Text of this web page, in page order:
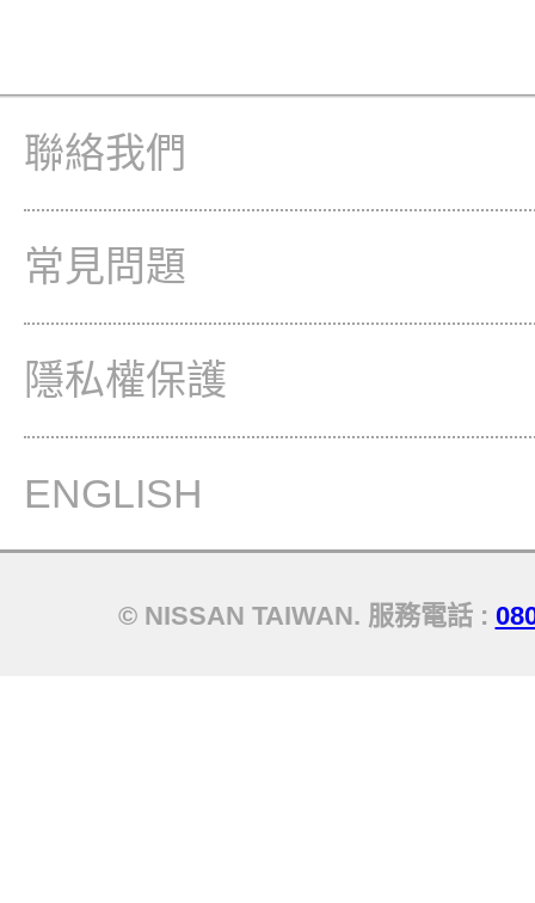
聯絡我們
常見問題
隱私權保護
ENGLISH
© NISSAN TAIWAN. 服務電話 :